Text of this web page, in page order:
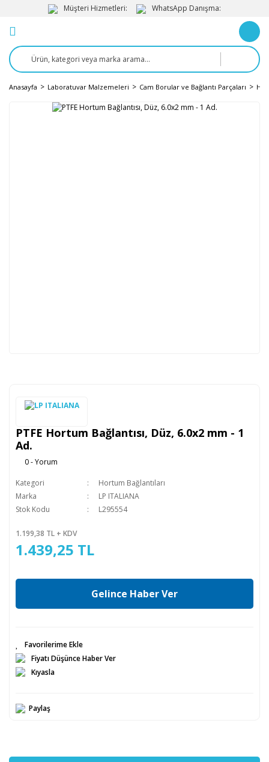
Müşteri Hizmetleri: WhatsApp Danışma:
Anasayfa Laboratuvar Malzemeleri Cam Borular ve Bağlantı Parçaları
PTFE Hortum Bağlantısı, Düz, 6.0x2 mm - 1
Ad.
0 - Yorum
Kategori
Hortum Bağlantıları
Marka
LP ITALIANA
Stok Kodu
L295554
1.199,38 TL + KDV
1.439,25 TL
Gelince Haber Ver
Fiyatı Düşünce Haber Ver
Kıyasla
Paylaş